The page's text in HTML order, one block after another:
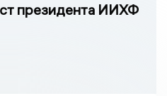
президента ИИХФ